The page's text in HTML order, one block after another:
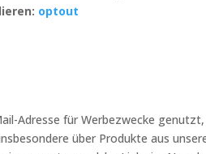
optout
Adresse für Werbezwecke genutzt,
über Produkte aus